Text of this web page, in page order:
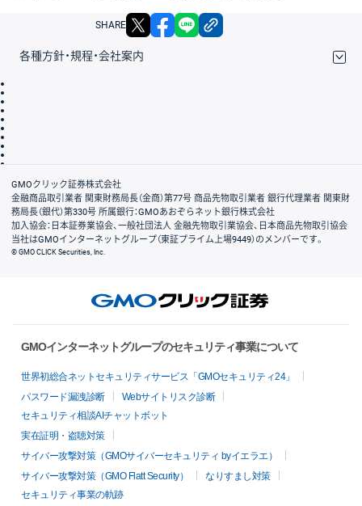
SHARE X facebook
各種方針・規程・会社案内
会社案内
GMOクリック証券株式会社
金融商品取引業者 関東財務局長（金商）第77号 商品先物取引業者 銀行代理業者 関東財
務局長（銀代）第330号 所属銀行：GMOあおぞらネット銀行株式会社
加入協会：日本証券業協会、一般社団法人 金融先物取引業協会、日本商品先物取引協会
当社はGMOインターネットグループ（東証プライム上場9449）のメンバーです。
© GMO CLICK Securities, Inc.
GMOインターネットグループのセキュリティ事業について
世界初総合ネットセキュリティサービス「GMOセキュリティ24」
パスワード漏洩診断
Webサイトリスク診断
セキュリティ相談AIチャットボット
実在証明・盗聴対策
サイバー攻撃対策（GMOサイバーセキュリティ byイエラエ）
サイバー攻撃対策（GMO Flatt Security）
なりすまし対策
セキュリティ事業の軌跡